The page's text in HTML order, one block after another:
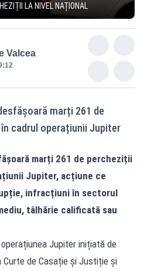
LA NIVEL NAȚIONAL
Valcea
marți 261 de
cadrul operațiunii Jupiter
marți 261 de percheziții
Jupiter, acțiune ce
infracțiuni în sectorul
tâlhărie calificată sau
Jupiter inițiată de
de Casație și Justiție și